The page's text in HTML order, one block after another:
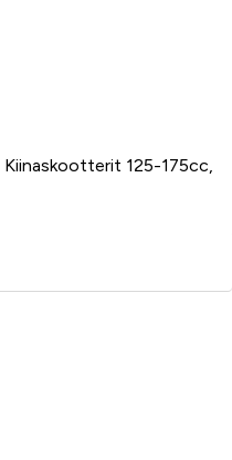
Kiinaskootterit 125-175cc,